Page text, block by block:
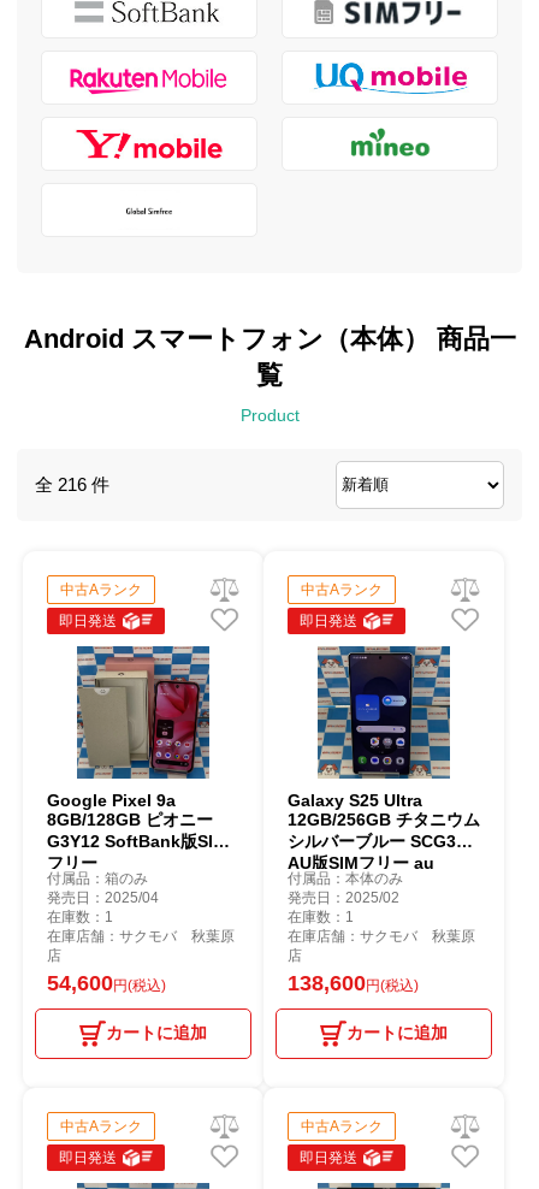
Android スマートフォン（本体） 商品一
覧
Product
全 216 件
中古Aランク
即日発送
Google Pixel 9a
8GB/128GB ピオニー
G3Y12 SoftBank版SIM
フリー
付属品：箱のみ
発売日：2025/04
在庫数：1
在庫店舗：サクモバ 秋葉原
店
54,600円(税込)
カートに追加
中古Aランク
即日発送
Galaxy S25 Ultra
12GB/256GB チタニウム
シルバーブルー SCG32
AU版SIMフリー au
付属品：本体のみ
発売日：2025/02
在庫数：1
在庫店舗：サクモバ 秋葉原
店
138,600円(税込)
カートに追加
中古Aランク
即日発送
中古Aランク
即日発送